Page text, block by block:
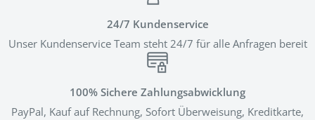
24/7 Kundenservice
Unser Kundenservice Team steht 24/7 für alle Anfragen bereit
100% Sichere Zahlungsabwicklung
PayPal, Kauf auf Rechnung, Sofort Überweisung, Kreditkarte,